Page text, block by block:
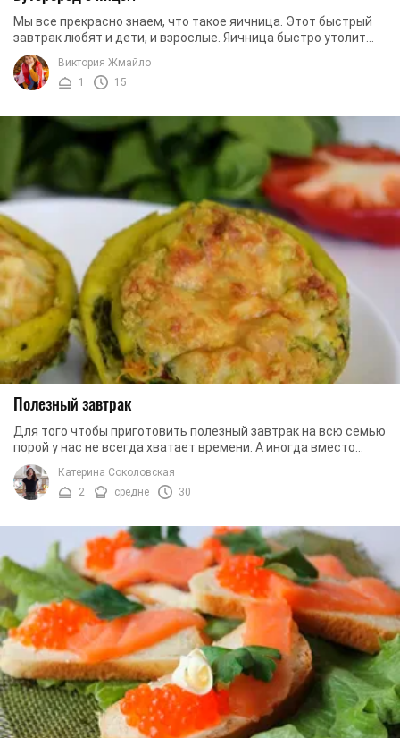
Мы все прекрасно знаем, что такое яичница. Этот быстрый
завтрак любят и дети, и взрослые. Яичница быстро утолит
голод, на ее приготовление уйдет ...
Виктория Жмайло
1
15
Полезный завтрак
Для того чтобы приготовить полезный завтрак на всю семью
порой у нас не всегда хватает времени. А иногда вместо
завтрака так хочется еще поспать ...
Катерина Соколовская
2
средне 30